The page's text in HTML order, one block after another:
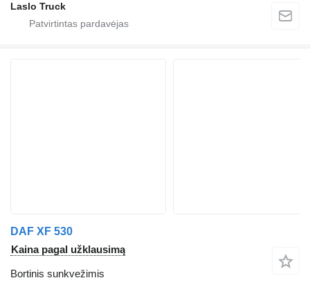
Laslo Truck
DAF XF 530
Kaina pagal užklausimą
Bortinis sunkvežimis